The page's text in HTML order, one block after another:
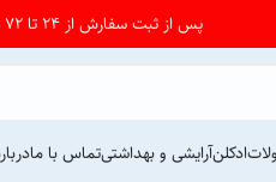
پس از ثبت سفارش از 24 تا 72 ساعت برای دریافت کد رهیگیری پستی به واتساپ فروشگاه 09164011655 پی ام بدین
ادکلنآرایشی و بهداشتیتماس با ما